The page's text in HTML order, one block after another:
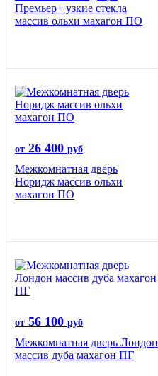
Премьер+ узкие стекла
массив ольхи махагон ПО
от 26 400 руб
Межкомнатная дверь
Норидж массив ольхи
махагон ПО
от 56 100 руб
Межкомнатная дверь Лондон
массив дуба махагон ПГ